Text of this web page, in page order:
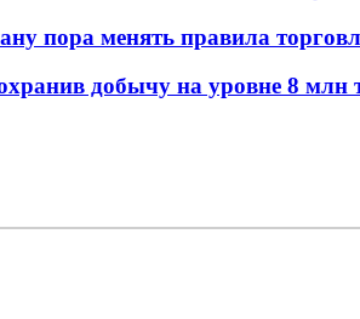
пора менять правила
добычу на уровне 8 млн